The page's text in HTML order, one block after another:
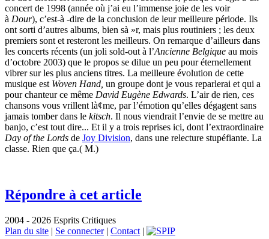
concert de 1998 (année où j’ai eu l’immense joie de les voir
à Dour), c’est-à -dire de la conclusion de leur meilleure période. Ils
ont sorti d’autres albums, bien sà »r, mais plus routiniers ; les deux
premiers sont et resteront les meilleurs. On remarque d’ailleurs dans
les concerts récents (un joli sold-out à l’Ancienne Belgique au mois
d’octobre 2003) que le propos se dilue un peu pour éternellement
vibrer sur les plus anciens titres. La meilleure évolution de cette
musique est Woven Hand, un groupe dont je vous reparlerai et qui a
pour chanteur ce même David Eugène Edwards. L’air de rien, ces
chansons vous vrillent là¢me, par l’émotion qu’elles dégagent sans
jamais tomber dans le kitsch. Il nous viendrait l’envie de se mettre au
banjo, c’est tout dire... Et il y a trois reprises ici, dont l’extraordinaire
Day of the Lords de Joy Division, dans une relecture stupéfiante. La
classe. Rien que ça.( M.)
Répondre à cet article
2004 - 2026 Esprits Critiques
Plan du site | Se connecter| Contact |